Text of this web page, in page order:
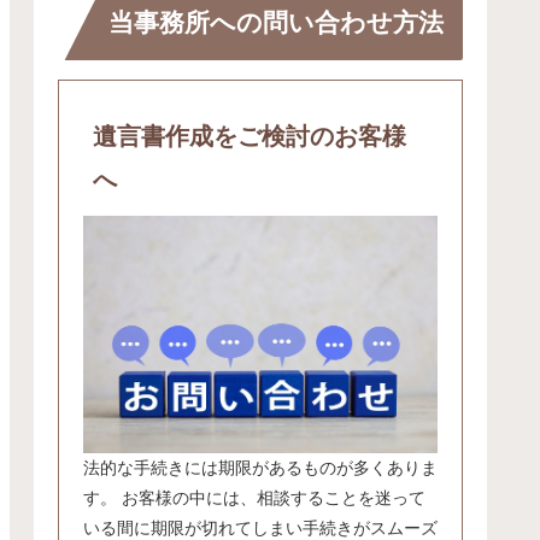
当事務所への問い合わせ方法
遺言書作成をご検討のお客様
へ
法的な手続きには期限があるものが多くありま
す。 お客様の中には、相談することを迷って
いる間に期限が切れてしまい手続きがスムーズ